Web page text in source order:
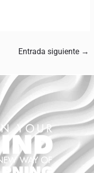
Entrada siguiente →